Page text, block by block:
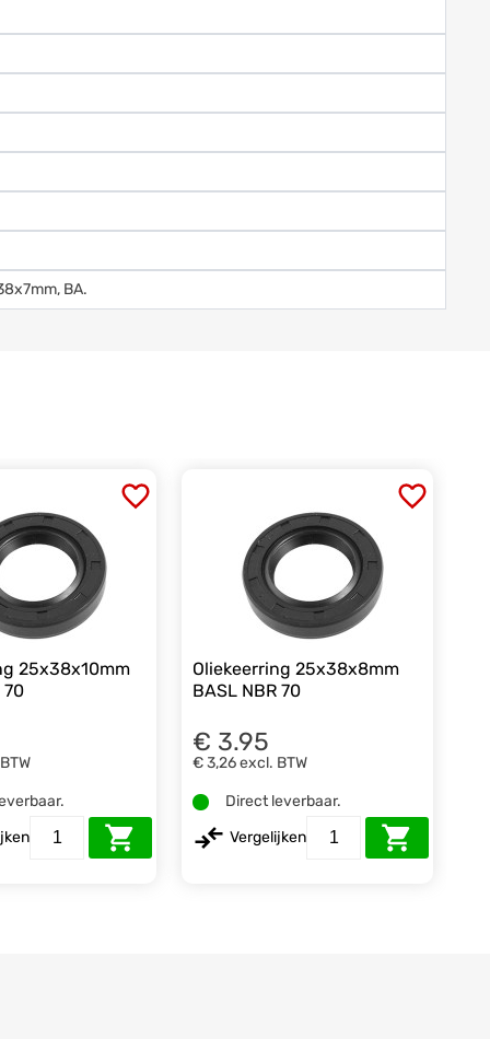
BA.
25x38x10mm
70
Oliekeerring 25x38x8mm
BASL NBR 70
€ 3.95
€ 3,26excl. BTW
Direct leverbaar.
Vergelijken